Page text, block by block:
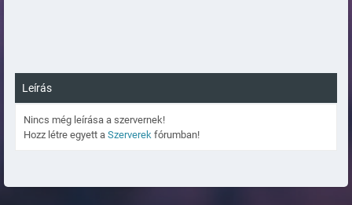
Leírás
Nincs még leírása a szervernek!
Hozz létre egyett a Szerverek fórumban!